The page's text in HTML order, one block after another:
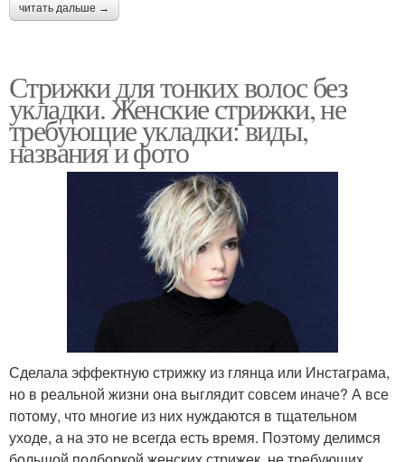
читать дальше →
Стрижки для тонких волос без
укладки. Женские стрижки, не
требующие укладки: виды,
названия и фото
Сделала эффектную стрижку из глянца или Инстаграма,
но в реальной жизни она выглядит совсем иначе? А все
потому, что многие из них нуждаются в тщательном
уходе, а на это не всегда есть время. Поэтому делимся